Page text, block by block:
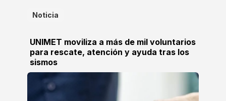
Noticia
UNIMET moviliza a más de mil voluntarios
para rescate, atención y ayuda tras los
sismos